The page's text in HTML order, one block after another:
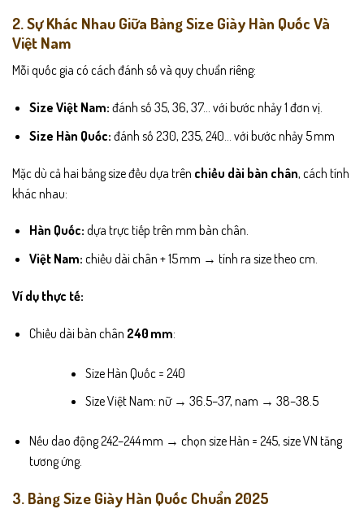
2. Sự Khác Nhau Giữa Bảng Size Giày Hàn Quốc Và
Việt Nam
Mỗi quốc gia có cách đánh số và quy chuẩn riêng:
Size Việt Nam: đánh số 35, 36, 37… với bước nhảy 1 đơn vị.
Size Hàn Quốc: đánh số 230, 235, 240… với bước nhảy 5 mm
Mặc dù cả hai bảng size đều dựa trên chiều dài bàn chân, cách tính
khác nhau:
Hàn Quốc: dựa trực tiếp trên mm bàn chân.
Việt Nam: chiều dài chân + 15 mm → tính ra size theo cm.
Ví dụ thực tế:
Chiều dài bàn chân 240 mm:
Size Hàn Quốc = 240
Size Việt Nam: nữ → 36.5–37, nam → 38–38.5
Nếu dao động 242–244 mm → chọn size Hàn = 245, size VN tăng
tương ứng.
3. Bảng Size Giày Hàn Quốc Chuẩn 2025